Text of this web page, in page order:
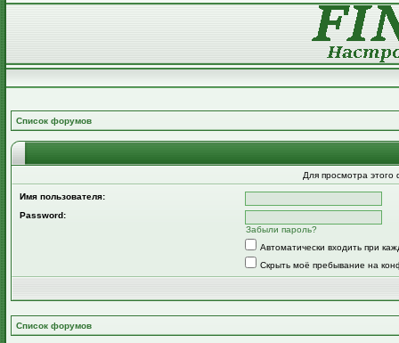
Список форумов
Для просмотра
Имя пользователя:
Password:
Забыли пароль?
Автоматически входить при
Скрыть моё пребывание на
Список форумов